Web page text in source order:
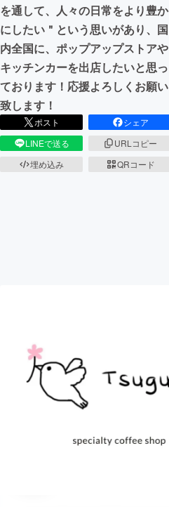
を通して、人々の日常をより豊か
にしたい＂という思いがあり、国
内全国に、ポップアップストアや
キッチンカーを出店したいと思っ
ております！応援よろしくお願い
致します！
ポスト
シェア
LINEで送る
URLコピー
埋め込み
QRコード